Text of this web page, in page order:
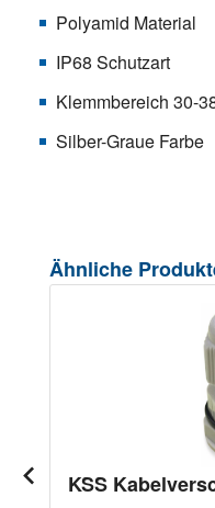
Polyamid Material
IP68 Schutzart
Klemmbereich 30-
Silber-Graue Farbe
Produktgalerie
Ähnliche
KSS